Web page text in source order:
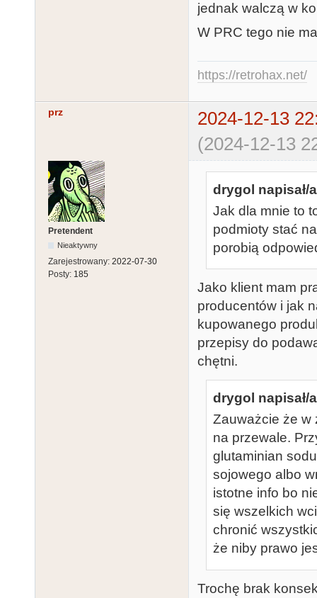
jednak walczą w
W PRC tego nie
https://retrohax.net/
prz
2024-12-13
(2024-12-13
Pretendent
Nieaktywny
Zarejestrowany: 2022-07-30
Posty: 185
drygol napisał/
Jak dla mnie to
podmioty stać
porobią
Jako klient mam
producentów i jak
kupowanego
przepisy do
chętni.
drygol napisał/
Zauważcie że w
na przewale.
glutaminian
sojowego albo
istotne info bo
się wszelkich
chronić
że niby prawo
Trochę brak